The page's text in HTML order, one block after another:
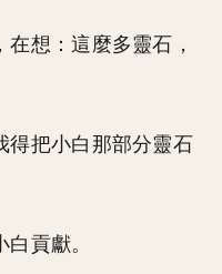
想：這麼多靈石，
得把小白那部分靈石
白貢獻。